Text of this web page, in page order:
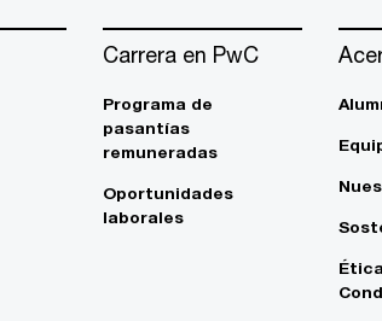
Carrera en PwC
Programa de
pasantías
remuneradas
Oportunidades
laborales